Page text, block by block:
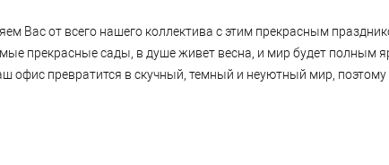
Вас от всего нашего коллектива с этим прекрасным
прекрасные сады, в душе живет весна, и мир будет полным
офис превратится в скучный, темный и неуютный мир,